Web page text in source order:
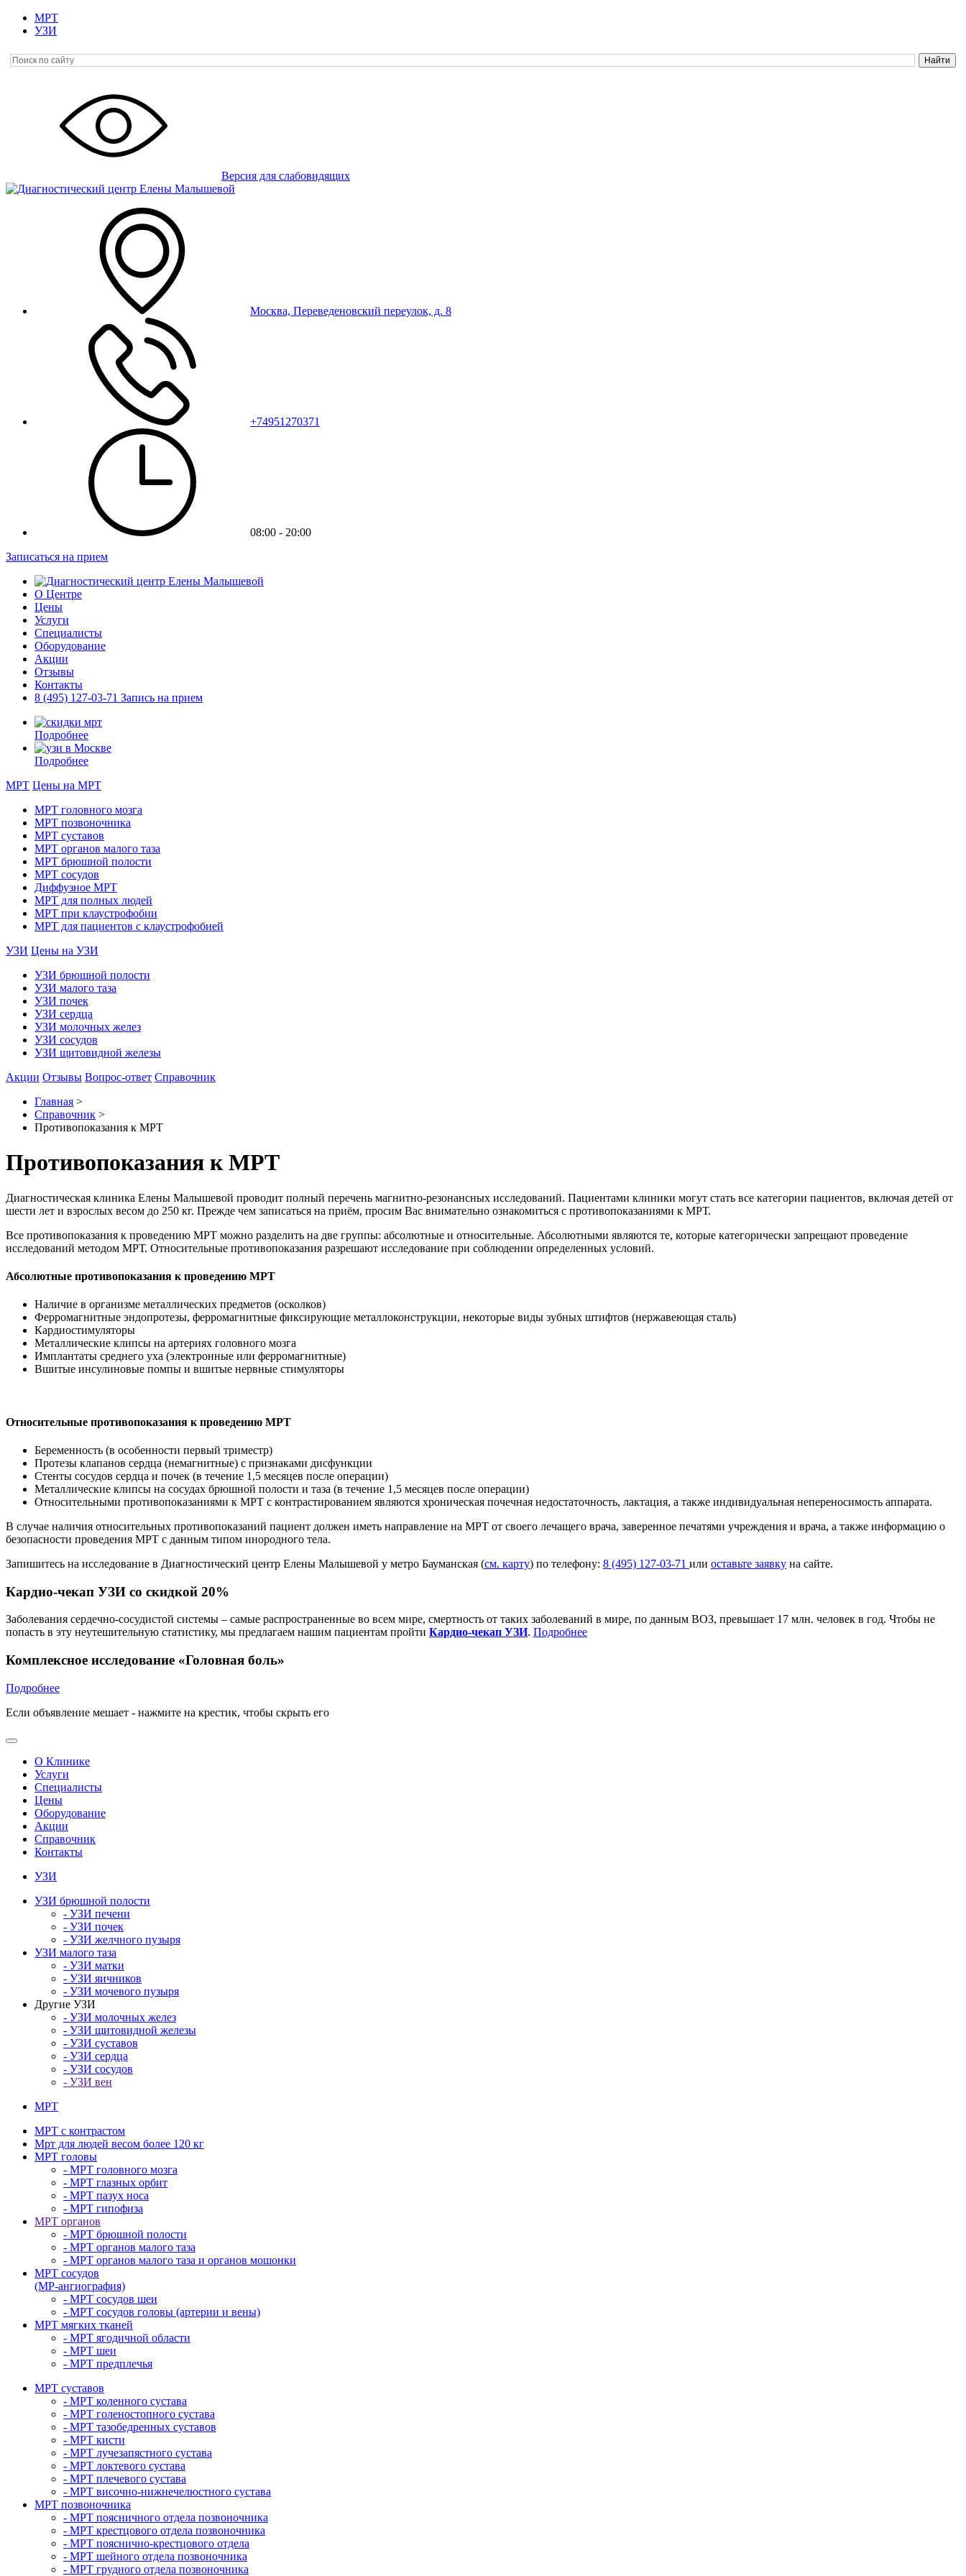
МРТ
УЗИ
Версия для слабовидящих
Москва, Переведеновский переулок, д. 8
+74951270371
08:00 - 20:00
Записаться на прием
О Центре
Цены
Услуги
Специалисты
Оборудование
Акции
Отзывы
Контакты
8 (495) 127-03-71 Запись на прием
Подробнее
Подробнее
МРТ Цены на МРТ
МРТ головного мозга
МРТ позвоночника
МРТ суставов
МРТ органов малого таза
МРТ брюшной полости
МРТ сосудов
Диффузное МРТ
МРТ для полных людей
МРТ при клаустрофобии
МРТ для пациентов с клаустрофобией
УЗИ Цены на УЗИ
УЗИ брюшной полости
УЗИ малого таза
УЗИ почек
УЗИ сердца
УЗИ молочных желез
УЗИ сосудов
УЗИ щитовидной железы
Акции Отзывы Вопрос-ответ Справочник
Главная >
Справочник >
Противопоказания к МРТ
Противопоказания к МРТ
Диагностическая клиника Елены Малышевой проводит полный перечень магнитно-резонансных исследований. Пациентами клиники могут стать все категории пациентов, включая детей от
шести лет и взрослых весом до 250 кг. Прежде чем записаться на приём, просим Вас внимательно ознакомиться с противопоказаниями к МРТ.
Все противопоказания к проведению МРТ можно разделить на две группы: абсолютные и относительные. Абсолютными являются те, которые категорически запрещают проведение
исследований методом МРТ. Относительные противопоказания разрешают исследование при соблюдении определенных условий.
Абсолютные противопоказания к проведению МРТ
Наличие в организме металлических предметов (осколков)
Ферромагнитные эндопротезы, ферромагнитные фиксирующие металлоконструкции, некоторые виды зубных штифтов (нержавеющая сталь)
Кардиостимуляторы
Металлические клипсы на артериях головного мозга
Имплантаты среднего уха (электронные или ферромагнитные)
Вшитые инсулиновые помпы и вшитые нервные стимуляторы
Относительные противопоказания к проведению МРТ
Беременность (в особенности первый триместр)
Протезы клапанов сердца (немагнитные) с признаками дисфункции
Стенты сосудов сердца и почек (в течение 1,5 месяцев после операции)
Металлические клипсы на сосудах брюшной полости и таза (в течение 1,5 месяцев после операции)
Относительными противопоказаниями к МРТ с контрастированием являются хроническая почечная недостаточность, лактация, а также индивидуальная непереносимость аппарата.
В случае наличия относительных противопоказаний пациент должен иметь направление на МРТ от своего лечащего врача, заверенное печатями учреждения и врача, а также информацию о
безопасности проведения МРТ с данным типом инородного тела.
Запишитесь на исследование в Диагностический центр Елены Малышевой у метро Бауманская (см. карту) по телефону: 8 (495) 127-03-71 или оставьте заявку на сайте.
Кардио-чекап УЗИ со скидкой 20%
Заболевания сердечно-сосудистой системы – самые распространенные во всем мире, смертность от таких заболеваний в мире, по данным ВОЗ, превышает 17 млн. человек в год. Чтобы не
попасть в эту неутешительную статистику, мы предлагаем нашим пациентам пройти Кардио‑чекап УЗИ. Подробнее
Комплексное исследование «Головная боль»
Подробнее
Если объявление мешает - нажмите на крестик, чтобы скрыть его
О Клинике
Услуги
Специалисты
Цены
Оборудование
Акции
Справочник
Контакты
УЗИ
УЗИ брюшной полости
- УЗИ печени
- УЗИ почек
- УЗИ желчного пузыря
УЗИ малого таза
- УЗИ матки
- УЗИ яичников
- УЗИ мочевого пузыря
Другие УЗИ
- УЗИ молочных желез
- УЗИ щитовидной железы
- УЗИ суставов
- УЗИ сердца
- УЗИ сосудов
- УЗИ вен
МРТ
МРТ с контрастом
Мрт для людей весом более 120 кг
МРТ головы
- МРТ головного мозга
- МРТ глазных орбит
- МРТ пазух носа
- МРТ гипофиза
МРТ органов
- МРТ брюшной полости
- МРТ органов малого таза
- МРТ органов малого таза и органов мошонки
МРТ сосудов
(МР-ангиография)
- МРТ сосудов шеи
- МРТ сосудов головы (артерии и вены)
МРТ мягких тканей
- МРТ ягодичной области
- МРТ шеи
- МРТ предплечья
МРТ суставов
- МРТ коленного сустава
- МРТ голеностопного сустава
- МРТ тазобедренных суставов
- МРТ кисти
- МРТ лучезапястного сустава
- МРТ локтевого сустава
- МРТ плечевого сустава
- МРТ височно-нижнечелюстного сустава
МРТ позвоночника
- МРТ поясничного отдела позвоночника
- МРТ крестцового отдела позвоночника
- МРТ пояснично-крестцового отдела
- МРТ шейного отдела позвоночника
- МРТ грудного отдела позвоночника